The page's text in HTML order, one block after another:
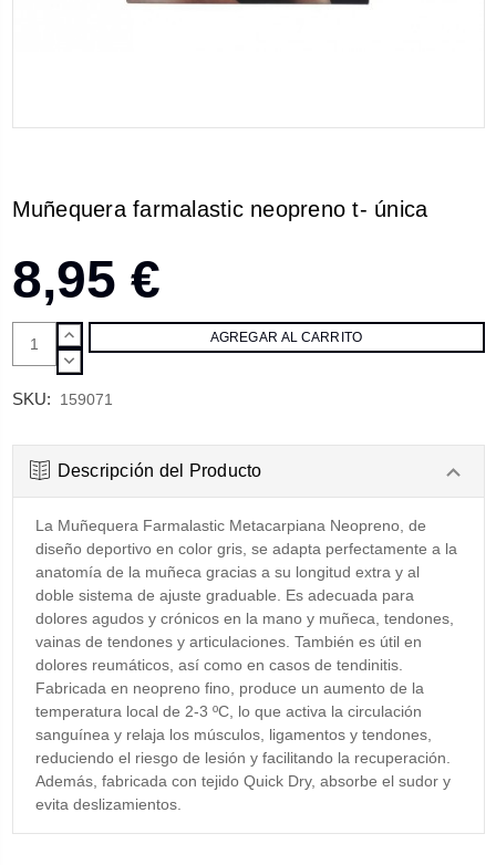
Muñequera farmalastic neopreno t- única
8,95 €
AUMENTAR
CANTIDAD:
DISMINUIR
SKU: 159071
Descripción del Producto
La Muñequera Farmalastic Metacarpiana Neopreno, de
diseño deportivo en color gris, se adapta perfectamente a la
anatomía de la muñeca gracias a su longitud extra y al
doble sistema de ajuste graduable. Es adecuada para
dolores agudos y crónicos en la mano y muñeca, tendones,
vainas de tendones y articulaciones. También es útil en
dolores reumáticos, así como en casos de tendinitis.
Fabricada en neopreno fino, produce un aumento de la
temperatura local de 2-3 ºC, lo que activa la circulación
sanguínea y relaja los músculos, ligamentos y tendones,
reduciendo el riesgo de lesión y facilitando la recuperación.
Además, fabricada con tejido Quick Dry, absorbe el sudor y
evita deslizamientos.